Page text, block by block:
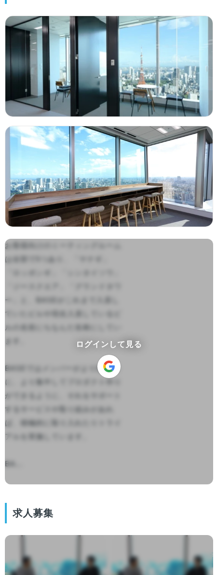
お客様向けのミーティングルーム
は全部で5つあり、「ヤナギ」
ー」と、BASEがこれまで入居し
ていたビルや現在入居しているビ
ルの名前にちなんだ名称にしてい
ます。
BASEではメンバーがより効率的
に、より集中してプロダクト作り
ができるように、それをサポート
するサービスや取り組みがあれ
ば、積極的に取り入れたりトライ
アルを実施しています。
BA...
ログインして見る
求人募集